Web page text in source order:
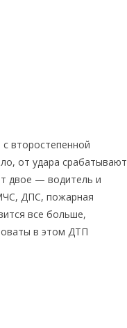
второстепенной
от удара срабатывают
двое — водитель и
ДПС, пожарная
все больше,
в этом ДТП